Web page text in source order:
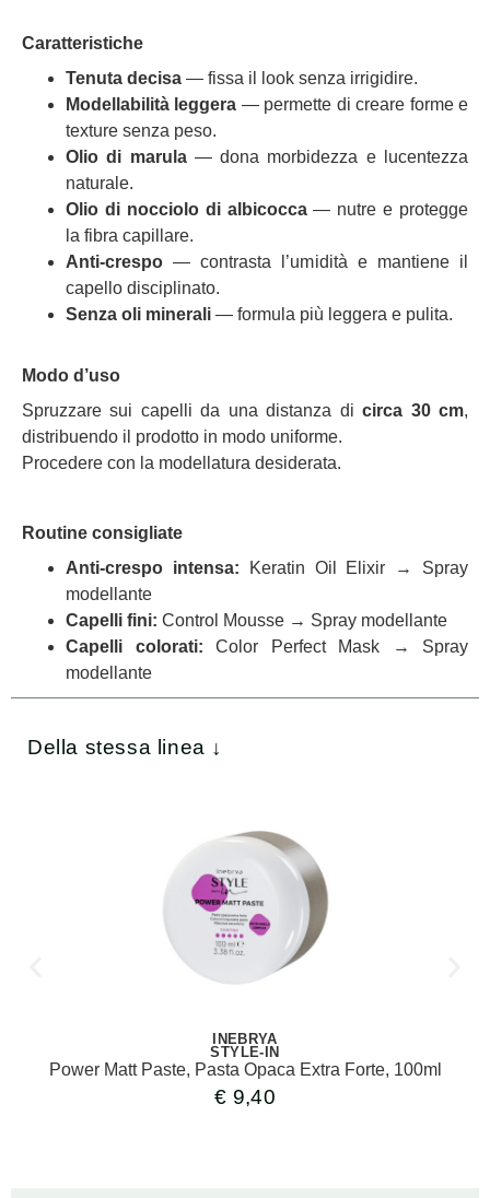
Caratteristiche
Tenuta decisa — fissa il look senza irrigidire.
Modellabilità leggera — permette di creare forme e
texture senza peso.
Olio di marula— dona morbidezza e lucentezza
naturale.
Olio di nocciolo di albicocca— nutre e protegge
la fibra capillare.
Anti‑crespo — contrasta l’umidità e mantiene il
capello disciplinato.
Senza oli minerali — formula più leggera e pulita.
Modo d’uso
Spruzzare sui capelli da una distanza dicirca 30 cm,
distribuendo il prodotto in modo uniforme.
Procedere con la modellatura desiderata.
Routine consigliate
Anti‑crespo intensa: Keratin Oil Elixir → Spray
modellante
Capelli fini: Control Mousse → Spray modellante
Capelli colorati: Color Perfect Mask → Spray
modellante
Della stessa linea ↓
INEBRYA
STYLE-IN
Power Matt Paste, Pasta Opaca Extra Forte, 100ml
€ 9,40